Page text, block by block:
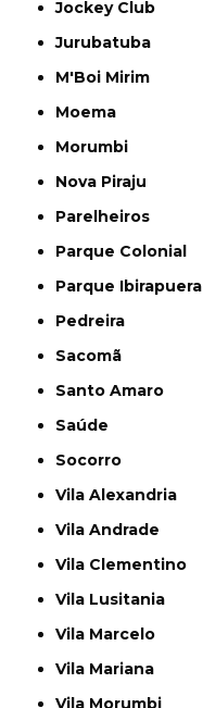
Jockey Club
Jurubatuba
M'Boi Mirim
Moema
Morumbi
Nova Piraju
Parelheiros
Parque Colonial
Parque Ibirapuera
Pedreira
Sacomã
Santo Amaro
Saúde
Socorro
Vila Alexandria
Vila Andrade
Vila Clementino
Vila Lusitania
Vila Marcelo
Vila Mariana
Vila Morumbi